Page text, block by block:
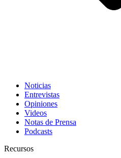
Noticias
Entrevistas
Opiniones
Videos
Notas de Prensa
Podcasts
Recursos